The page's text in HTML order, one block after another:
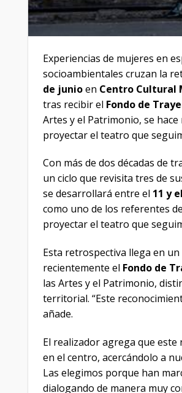
Experiencias de mujeres en
socioambientales cruzan la
de junioen Centro Cultural
tras recibir el Fondo de
Artes y el Patrimonio, se
proyectar el teatro que
Con más de dos décadas de
un ciclo que revisita tres de
se desarrollará entre el 11 y
como uno de los referentes
proyectar el teatro que
Esta retrospectiva llega en
recientemente el Fondo de
las Artes y el Patrimonio,
territorial. “Este
añade.
El realizador agrega que
en el centro, acercándolo a
Las elegimos porque han
dialogando de manera muy